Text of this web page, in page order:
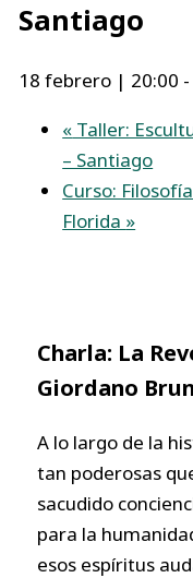
Santiago
18 febrero | 20:00 -
« Taller:
– Santiago
Curso:
Florida »
Charla: La
Giordano
A lo largo de la
tan poderosas
sacudido
para la
esos espíritus